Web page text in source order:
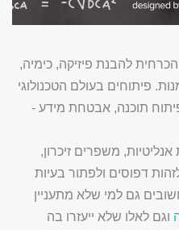
להבנת פיזיקה, כימיה,
פיתוחים בעולם הטכנולוגי
תוכנה, אבטחת מידע -
משפרים זיכרון,
דפוסים ולפתור בעיות
גם למי שלא מתעניין
וגם לאלו שלא ייעזרו בה